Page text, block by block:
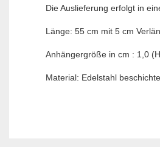
Die Auslieferung erfolgt in
Länge: 55 cm mit 5 cm
Anhängergröße in cm : 1,0
Material: Edelstahl